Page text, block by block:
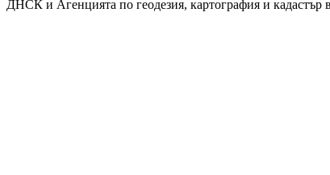
ДНСК и Агенцията по геодезия, картография и кадастър